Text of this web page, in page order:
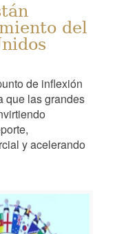
del
de inflexión
que las grandes
y acelerando